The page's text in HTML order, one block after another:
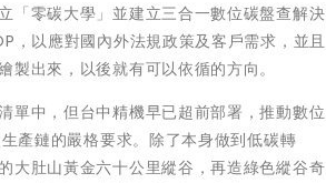
「零碳大學」並建立三合一數位碳盤查解決
，以應對國內外法規政策及客戶需求，並且
出來，以後就有可以依循的方向。
單中，但台中精機早已超前部署，推動數位
產鏈的嚴格要求。除了本身做到低碳轉
大肚山黃金六十公里縱谷，再造綠色縱谷奇